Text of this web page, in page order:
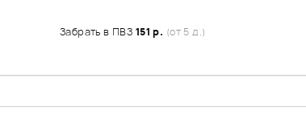
Забрать в ПВЗ 151 р. (от 5 д.)